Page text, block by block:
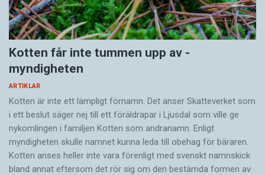
Kotten får inte tummen upp av ­
myndigheten
ARTIKLAR
Kotten är inte ett lämpligt förnamn. Det anser Skatte­verket som
i ett beslut säger nej till ett föräldra­par i Ljusdal som ville ge
nykomlingen i familjen Kotten som andranamn. Enligt
myndigheten skulle namnet kunna leda till obehag för bäraren.
Kotten anses heller inte vara förenligt med svenskt namnskick
bland annat eftersom det rör sig om den bestämda formen av